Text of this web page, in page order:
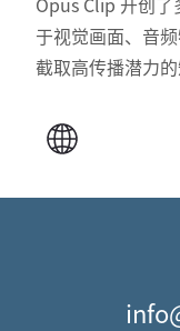
于视觉画面、音
截取高传播潜力的